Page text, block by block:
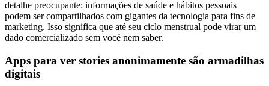
detalhe preocupante: informações de saúde e hábitos pessoais
podem ser compartilhados com gigantes da tecnologia para fins de
marketing. Isso significa que até seu ciclo menstrual pode virar um
dado comercializado sem você nem saber.
Apps para ver stories anonimamente são armadilhas
digitais